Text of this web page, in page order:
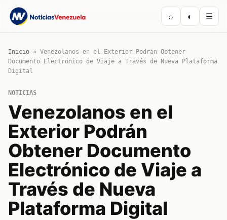
⌕ ◐ ☰
Inicio » Venezolanos en el Exterior Podrán Obtener
Documento Electrónico de Viaje a Través de Nueva Plataforma
Digital
NOTICIAS
Venezolanos en el
Exterior Podrán
Obtener Documento
Electrónico de Viaje a
Través de Nueva
Plataforma Digital